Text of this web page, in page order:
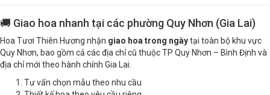
🚚 Giao hoa nhanh tại các phường Quy Nhơn (Gia Lai)
Hoa Tươi Thiên Hương nhậngiao hoa trong ngày tại toàn bộ khu vực
Quy Nhơn, bao gồm cả các địa chỉ cũ thuộc TP Quy Nhơn – Bình Định và
địa chỉ mới theo hành chính Gia Lai.
Tư vấn chọn mẫu theo nhu cầu